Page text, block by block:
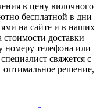
в цену вилочного
бесплатной в дни
на сайте и в наших
стоимости доставки
номеру телефона или
свяжется с
решение,